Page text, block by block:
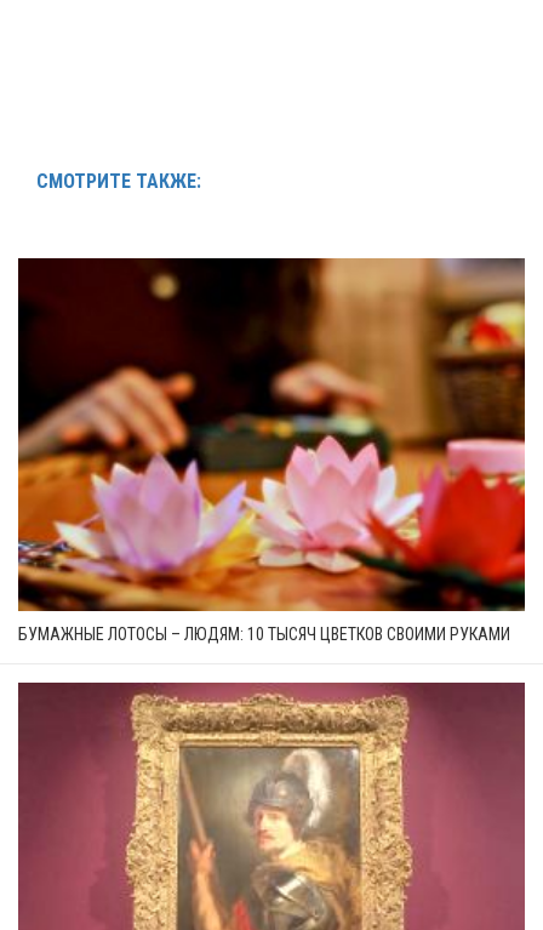
СМОТРИТЕ ТАКЖЕ:
БУМАЖНЫЕ ЛОТОСЫ – ЛЮДЯМ: 10 ТЫСЯЧ ЦВЕТКОВ СВОИМИ РУКАМИ